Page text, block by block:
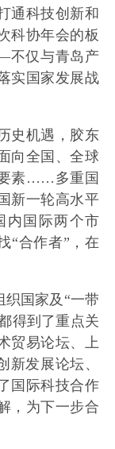
通科技创新和
科协年会的板
不仅与青岛产
实国家发展战
史机遇，胶东
向全国、全球
素……多重国
新一轮高水平
内国际两个市
“合作者”，在
国家及“一带
得到了重点关
贸易论坛、上
新发展论坛、
国际科技合作
，为下一步合